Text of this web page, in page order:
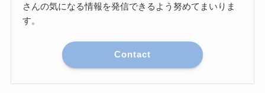
さんの気になる情報を発信できるよう努めてまいりま
す。
Contact